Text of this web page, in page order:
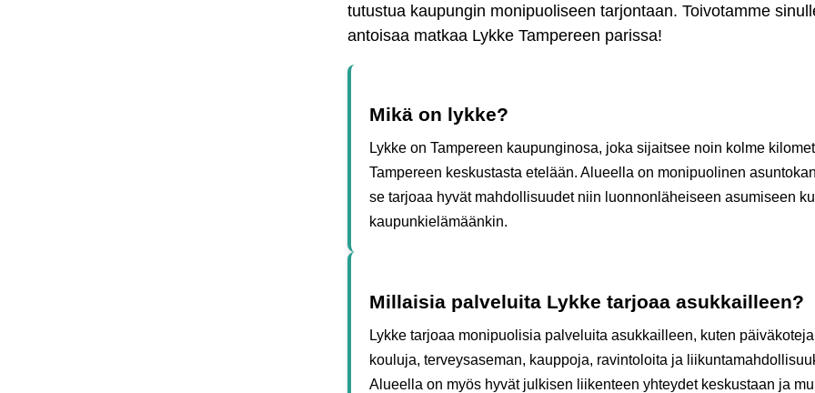
tutustua kaupungin monipuoliseen tarjontaan. Toivotamme
antoisaa matkaa Lykke Tampereen parissa!
Mikä on lykke?
Lykke on Tampereen kaupunginosa, joka sijaitsee noin kolme
Tampereen keskustasta etelään. Alueella on monipuolinen
se tarjoaa hyvät mahdollisuudet niin luonnonläheiseen asumiseen
kaupunkielämäänkin.
Millaisia palveluita Lykke tarjoaa asukkailleen?
Lykke tarjoaa monipuolisia palveluita asukkailleen, kuten
kouluja, terveysaseman, kauppoja, ravintoloita ja
Alueella on myös hyvät julkisen liikenteen yhteydet keskustaan ja